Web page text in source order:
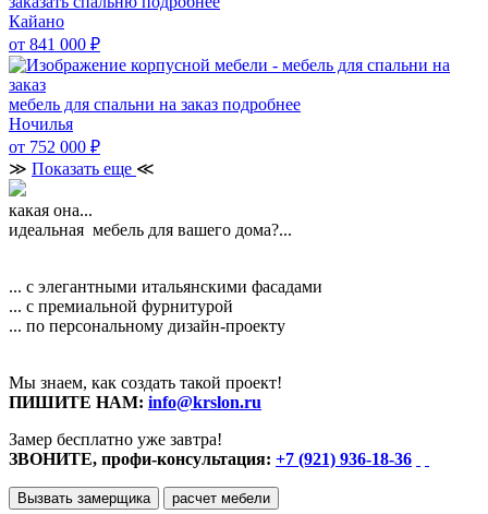
Кайано
от 841 000 ₽
мебель для спальни на заказ подробнее
Ночилья
от 752 000 ₽
≫ Показать еще ≪
какая она...
идеальная мебель для вашего дома?...
... с элегантными итальянскими фасадами
... с премиальной фурнитурой
... по персональному дизайн-проекту
Мы знаем, как создать такой проект!
ПИШИТЕ НАМ: info@krslon.ru
Замер бесплатно уже завтра!
ЗВОНИТЕ, профи-консультация: +7 (921) 936-18-36
Вызвать замерщика расчет мебели